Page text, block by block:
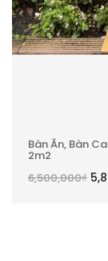
Bàn Ăn, Bàn
2m2
6,500,000₫